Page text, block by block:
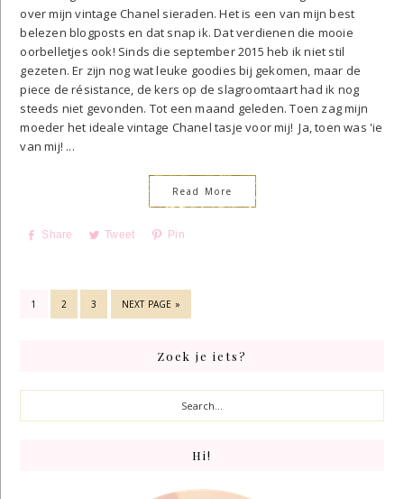
over mijn vintage Chanel sieraden. Het is een van mijn best
belezen blogposts en dat snap ik. Dat verdienen die mooie
oorbelletjes ook! Sinds die september 2015 heb ik niet stil
gezeten. Er zijn nog wat leuke goodies bij gekomen, maar de
piece de résistance, de kers op de slagroomtaart had ik nog
steeds niet gevonden. Tot een maand geleden. Toen zag mijn
moeder het ideale vintage Chanel tasje voor mij! Ja, toen was 'ie
van mij! ...
Read More
Share Tweet Pin
GO
1
GO
TO
2
GO
TO
3
GO
TO
NEXT PAGE »
Sidebar
Zoek je iets?
Search...
Hi!